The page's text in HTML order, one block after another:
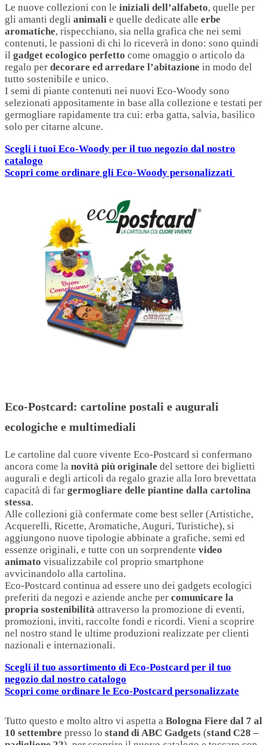
Le nuove collezioni con le iniziali dell’alfabeto, quelle per
gli amanti degli animali e quelle dedicate alle erbe
aromatiche, rispecchiano, sia nella grafica che nei semi
contenuti, le passioni di chi lo riceverà in dono: sono quindi
il gadget ecologico perfetto come omaggio o articolo da
regalo per decorare ed arredare l’abitazione in modo del
tutto sostenibile e unico.
I semi di piante contenuti nei nuovi Eco-Woody sono
selezionati appositamente in base alla collezione e testati per
germogliare rapidamente tra cui: erba gatta, salvia, basilico
solo per citarne alcune.
Scegli i tuoi Eco-Woody per il tuo negozio dal nostro
catalogo
Scopri come ordinare gli Eco-Woody personalizzati
Eco-Postcard: cartoline postali e augurali
ecologiche e multimediali
Le cartoline dal cuore vivente Eco-Postcard si confermano
ancora come la novità più originale del settore dei biglietti
augurali e degli articoli da regalo grazie alla loro brevettata
capacità di far germogliare delle piantine dalla cartolina
stessa.
Alle collezioni già confermate come best seller (Artistiche,
Acquerelli, Ricette, Aromatiche, Auguri, Turistiche), si
aggiungono nuove tipologie abbinate a grafiche, semi ed
essenze originali, e tutte con un sorprendente video
animato visualizzabile col proprio smartphone
avvicinandolo alla cartolina.
Eco-Postcard continua ad essere uno dei gadgets ecologici
preferiti da negozi e aziende anche per comunicare la
propria sostenibilità attraverso la promozione di eventi,
promozioni, inviti, raccolte fondi e ricordi. Vieni a scoprire
nel nostro stand le ultime produzioni realizzate per clienti
nazionali e internazionali.
Scegli il tuo assortimento di Eco-Postcard per il tuo
negozio dal nostro catalogo
Scopri come ordinare le Eco-Postcard personalizzate
Tutto questo e molto altro vi aspetta a Bologna Fiere dal 7 al
10 settembre presso lo stand di ABC Gadgets (stand C28 –